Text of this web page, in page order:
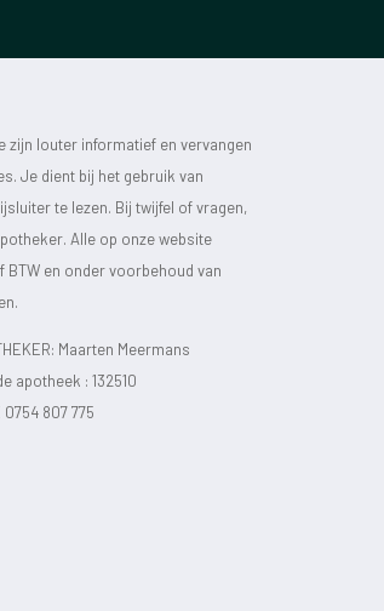
zijn louter informatief en vervangen
Je dient bij het gebruik van
te lezen. Bij twijfel of vragen,
Alle op onze website
en onder voorbehoud van
Maarten Meermans
apotheek : 132510
0754 807 775